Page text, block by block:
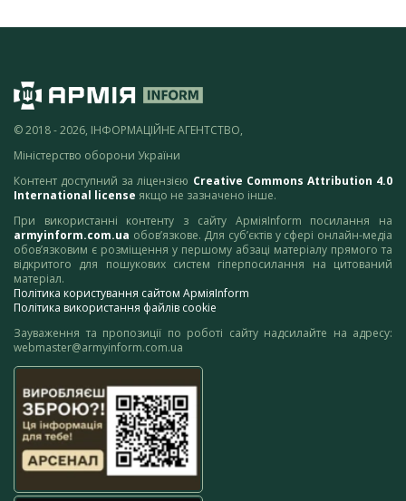
© 2018 - 2026, ІНФОРМАЦІЙНЕ АГЕНТСТВО,
Міністерство оборони України
Контент доступний за ліцензією Creative Commons Attribution 4.0
International license якщо не зазначено інше.
При використанні контенту з сайту АрміяInform посилання на
armyinform.com.ua обов’язкове. Для суб’єктів у сфері онлайн-медіа
обов’язковим є розміщення у першому абзаці матеріалу прямого та
відкритого для пошукових систем гіперпосилання на цитований
матеріал.
Політика користування сайтом АрміяInform
Політика використання файлів cookie
Зауваження та пропозиції по роботі сайту надсилайте на адресу:
webmaster@armyinform.com.ua